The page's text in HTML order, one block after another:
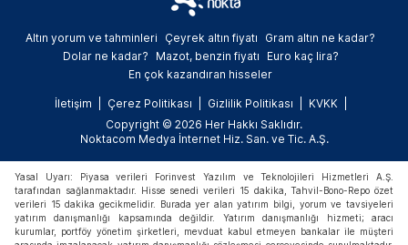
Altın yorum ve tahminleri Çeyrek altın fiyatı
Gram altın ne kadar?
Dolar ne kadar?
Mazot, benzin fiyatı
Euro kaç lira?
En çok kazandıran hisseler
İletişim Çerez Politikası Gizlilik Politikası
KVKK
Copyright © 2026 Her Hakkı Saklıdır.
Noktacom Medya İnternet Hiz. San. ve Tic. A.Ş.
Yasal Uyarı: Piyasa verileri Forinvest Yazılım ve Teknolojileri Hizmetleri A.Ş.
tarafından sağlanmaktadır. Hisse senedi verileri 15 dakika, Tahvil-Bono-Repo özet
verileri 15 dakika gecikmelidir. Burada yer alan yatırım bilgi, yorum ve tavsiyeleri
yatırım danışmanlığı kapsamında değildir. Yatırım danışmanlığı hizmeti; aracı
kurumlar, portföy yönetim şirketleri, mevduat kabul etmeyen bankalar ile müşteri